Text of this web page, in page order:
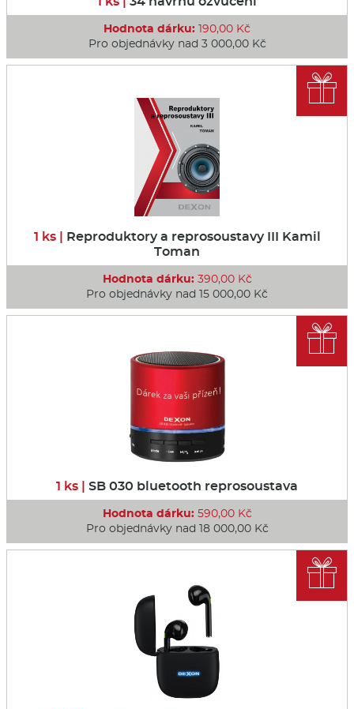
Hodnota dárku: 190,00 Kč
Pro objednávky nad 3 000,00 Kč
1 ks | Reproduktory a reprosoustavy III Kamil
Toman
Hodnota dárku:390,00 Kč
Pro objednávky nad 15 000,00 Kč

1 ks | SB 030 bluetooth reprosoustava
Hodnota dárku:590,00 Kč
Pro objednávky nad 18 000,00 Kč

